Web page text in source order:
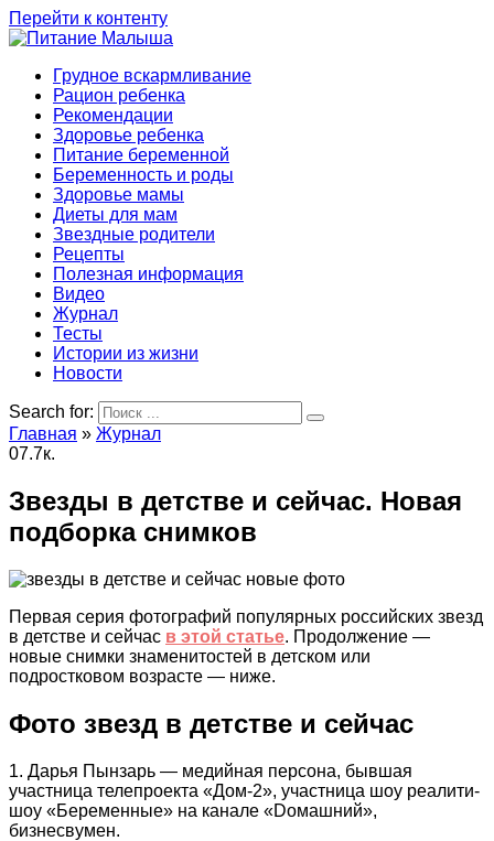
Перейти к контенту
Грудное вскармливание
Рацион ребенка
Рекомендации
Здоровье ребенка
Питание беременной
Беременность и роды
Здоровье мамы
Диеты для мам
Звездные родители
Рецепты
Полезная информация
Видео
Журнал
Тесты
Истории из жизни
Новости
Search for:
Главная » Журнал
07.7к.
Звезды в детстве и сейчас. Новая
подборка снимков
Первая серия фотографий популярных российских звезд
в детстве и сейчас в этой статье. Продолжение —
новые снимки знаменитостей в детском или
подростковом возрасте — ниже.
Фото звезд в детстве и сейчас
1. Дарья Пынзарь — медийная персона, бывшая
участница телепроекта «Дом-2», участница шоу реалити-
шоу «Беременные» на канале «Dомашний»,
бизнесвумен.